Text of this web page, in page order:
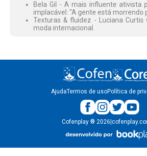
Bela Gil - A mais influente ativista
implacável: "A gente está morrendo
Texturas & fluidez - Luciana
moda internacional.
AjudaTermos de usoPolítica de
Cofenplay ® 2026